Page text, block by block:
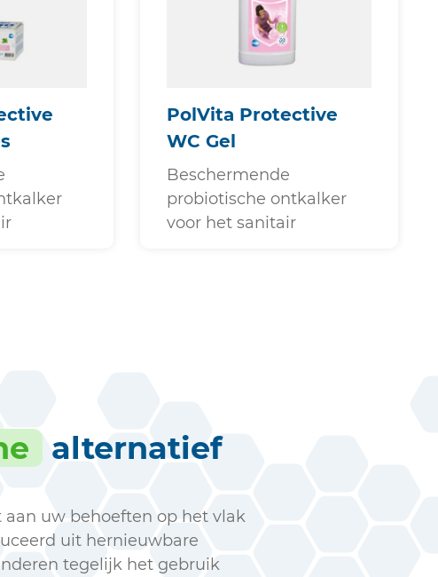
PolVita Protective
WC Gel
Beschermende
probiotische ontkalker
voor het sanitair
alternatief
uw behoeften op het vlak
uit hernieuwbare
tegelijk het gebruik